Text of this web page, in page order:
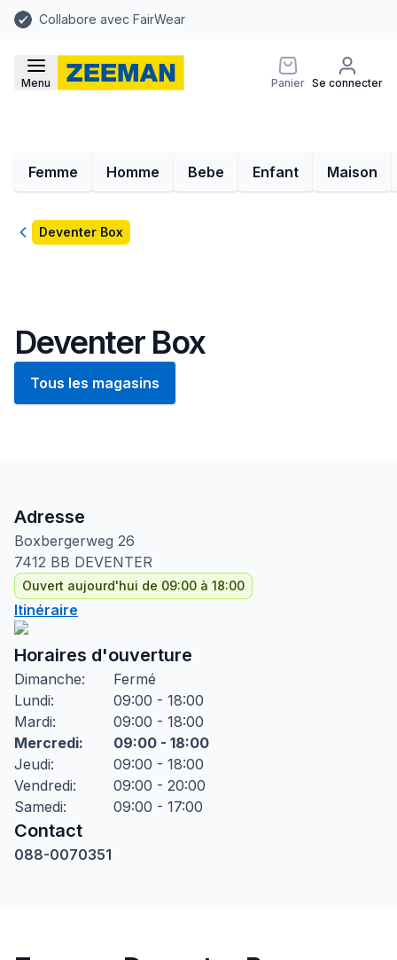
Collabore avec FairWear
Menu Panier Se connecter
Femme Homme Bebe Enfant Maison
RetourDeventer Box
Deventer Box
Tous les magasins
Adresse
Boxbergerweg 26
7412 BB DEVENTER
Ouvert aujourd'hui de 09:00 à 18:00
Itinéraire
Horaires d'ouverture
Dimanche:
Fermé
Lundi:
09:00 - 18:00
Mardi:
09:00 - 18:00
Mercredi:
09:00 - 18:00
Jeudi:
09:00 - 18:00
Vendredi:
09:00 - 20:00
Samedi: 09:00 - 17:00
Contact
088-0070351